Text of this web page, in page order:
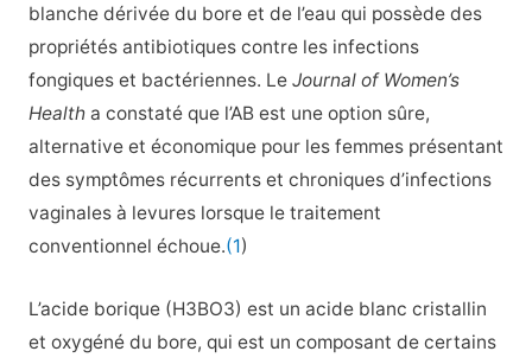
blanche dérivée du bore et de l’eau qui possède des
propriétés antibiotiques contre les infections
fongiques et bactériennes. Le Journal of Women’s
Healtha constaté que l’AB est une option sûre,
alternative et économique pour les femmes présentant
des symptômes récurrents et chroniques d’infections
vaginales à levures lorsque le traitement
conventionnel échoue.(1)
L’acide borique (H3BO3) est un acide blanc cristallin
et oxygéné du bore, qui est un composant de certains